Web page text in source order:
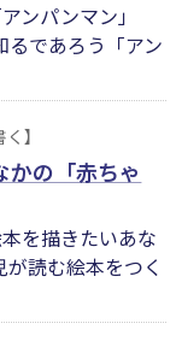
ンパンマン」
るであろう「アン
】
かの「赤ちゃ
を描きたいあな
読む絵本をつく